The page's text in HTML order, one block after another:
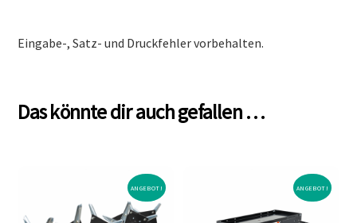
Eingabe-, Satz- und Druckfehler vorbehalten.
Das könnte dir auch gefallen …
ANGEBOT! ANGEBOT!